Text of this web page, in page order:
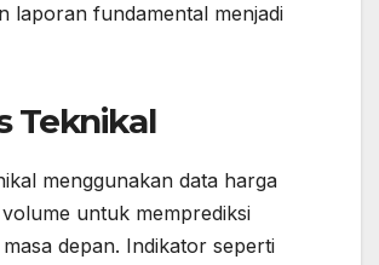
laporan fundamental menjadi
Teknikal
menggunakan data harga
untuk memprediksi
depan. Indikator seperti